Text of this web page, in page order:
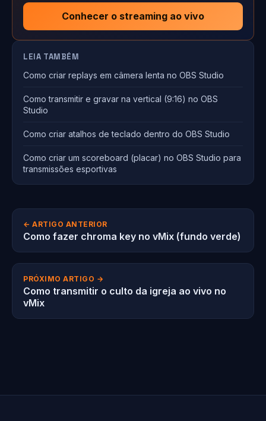
Conhecer o streaming ao vivo
LEIA TAMBÉM
Como criar replays em câmera lenta no OBS Studio
Como transmitir e gravar na vertical (9:16) no OBS
Studio
Como criar atalhos de teclado dentro do OBS Studio
Como criar um scoreboard (placar) no OBS Studio para
transmissões esportivas
← ARTIGO ANTERIOR
Como fazer chroma key no vMix (fundo verde)
PRÓXIMO ARTIGO →
Como transmitir o culto da igreja ao vivo no
vMix